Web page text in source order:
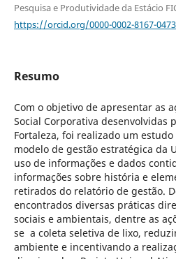
Pesquisa e Produtividade da Estácio
https://orcid.org/0000-0002-8167-0473
Resumo
Com o objetivo de apresentar as
Social Corporativa desenvolvidas
Fortaleza, foi realizado um
modelo de gestão estratégica da
uso de informações e dados
informações sobre história e
retirados do relatório de gestão.
encontrados diversas práticas
sociais e ambientais, dentre as
se a coleta seletiva de lixo,
ambiente e incentivando a